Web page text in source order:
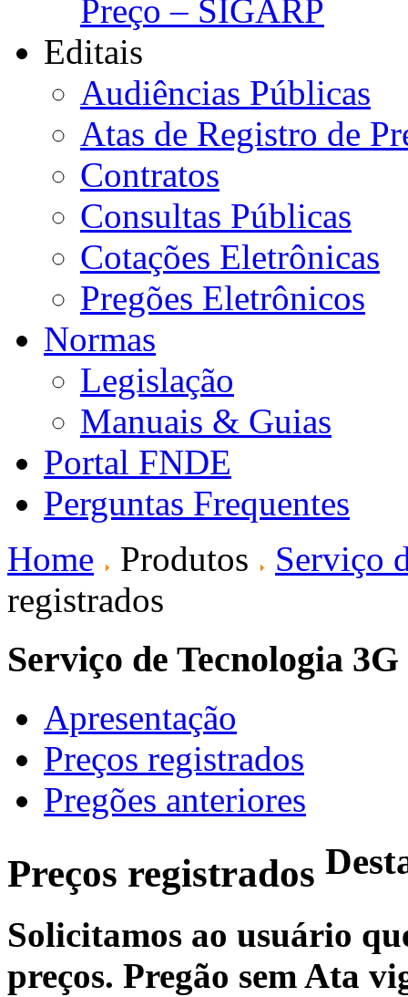
Preço – SIGARP
Editais
Audiências Públicas
Atas de Registro de
Contratos
Consultas Públicas
Cotações Eletrônicas
Pregões Eletrônicos
Normas
Legislação
Manuais & Guias
Portal FNDE
Perguntas Frequentes
Home
Produtos
Serviço
registrados
Serviço de Tecnologia 3G
Apresentação
Preços registrados
Pregões anteriores
Preços registrados
Solicitamos ao usuário
preços. Pregão sem Ata